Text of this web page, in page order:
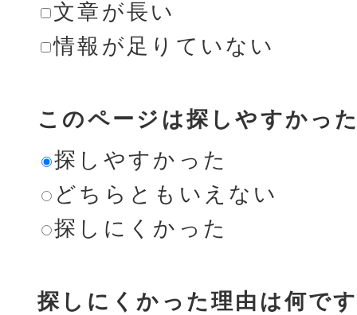
文章が長い
情報が足りていない
このページは探しやすかっ
探しやすかった
どちらともいえない
探しにくかった
探しにくかった理由は何で